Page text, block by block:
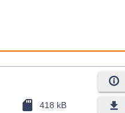
sd_card 418 kB
info_outline
file_download